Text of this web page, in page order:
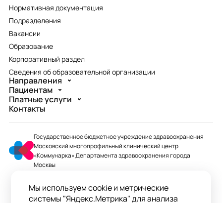
Нормативная документация
Подразделения
Вакансии
Образование
Корпоративный раздел
Сведения об образовательной организации
Направления
Пациентам
Платные услуги
Контакты
Государственное бюджетное учреждение здравоохранения
Московский многопрофильный клинический центр
«Коммунарка» Департамента здравоохранения города
Москвы
+7 495 744-07-03
Мы используем cookie и метрические
системы "Яндекс.Метрика" для анализа